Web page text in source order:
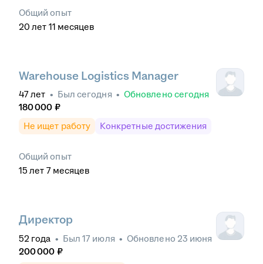
Общий опыт
20 лет 11 месяцев
Warehouse Logistics Manager
47лет • Был сегодня • Обновлено сегодня
180 000 ₽
Не ищет работу
Конкретные достижения
Общий опыт
15 лет 7 месяцев
Директор
52 года • Был 17 июля • Обновлено 23 июня
200 000 ₽